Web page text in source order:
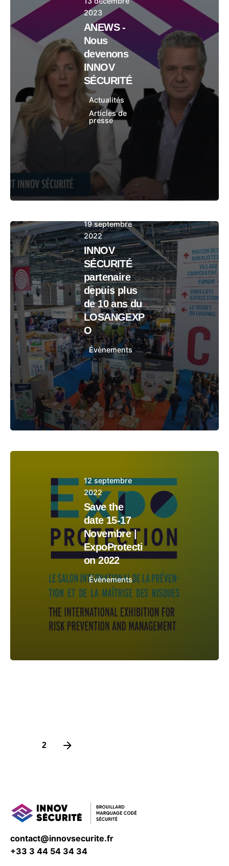
2023
ANEWS -
Nous
devenons
INNOV
SÉCURITÉ
Actualités
Articles de
presse
19 septembre
2022
INNOV
SÉCURITÉ
partenaire
depuis plus
de 10 ans du
LOSANGEXP
O
Évènements
12 septembre
2022
Save the
date 15-17
Novembre |
ExpoProtecti
on 2022
Évènements
2
contact@innovsecurite.fr
+33 3 44 54 34 34